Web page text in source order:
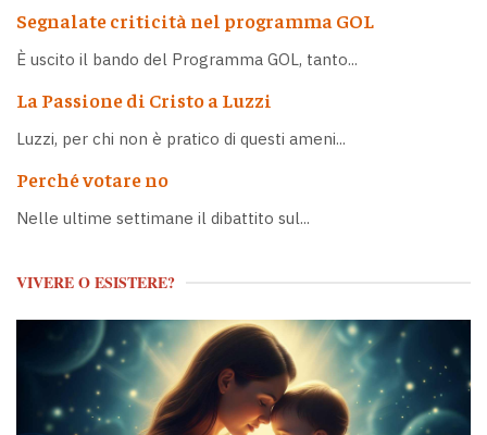
Segnalate criticità nel programma GOL
È uscito il bando del Programma GOL, tanto...
La Passione di Cristo a Luzzi
Luzzi, per chi non è pratico di questi ameni...
Perché votare no
Nelle ultime settimane il dibattito sul...
VIVERE O ESISTERE?